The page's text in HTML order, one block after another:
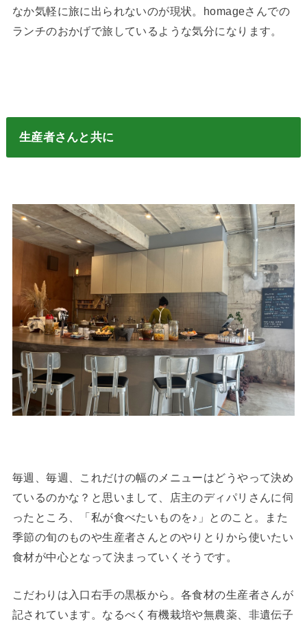
なか気軽に旅に出られないのが現状。homageさんでの
ランチのおかげで旅しているような気分になります。
生産者さんと共に
毎週、毎週、これだけの幅のメニューはどうやって決め
ているのかな？と思いまして、店主のディパリさんに伺
ったところ、「私が食べたいものを♪」とのこと。また
季節の旬のものや生産者さんとのやりとりから使いたい
食材が中心となって決まっていくそうです。
こだわりは入口右手の黒板から。各食材の生産者さんが
記されています。なるべく有機栽培や無農薬、非遺伝子